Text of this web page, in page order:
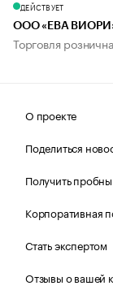
ДЕЙСТВУЕТ
ООО «ЕВА
Торговля
О проекте
Поделиться
Получить
Корпоративная
Стать экспертом
Отзывы о вашей